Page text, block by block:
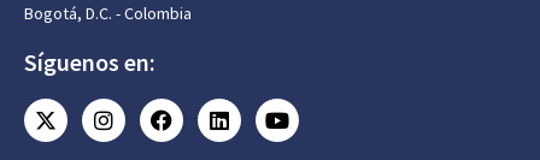
Bogotá, D.C. - Colombia
Síguenos en: